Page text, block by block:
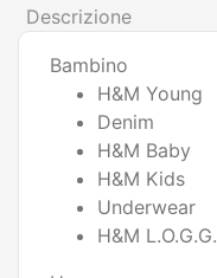
Descrizione
Bambino
H&M Young
Denim
H&M Baby
H&M Kids
Underwear
H&M L.O.G.G.